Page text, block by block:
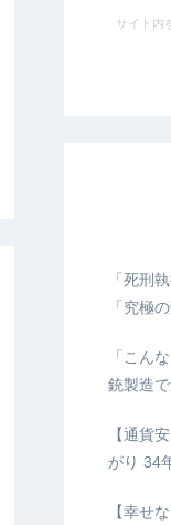
「死刑
「究極
「こん
銃製造
【通貨
がり 34
【幸せ